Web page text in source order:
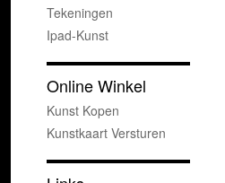
Tekeningen
Ipad-Kunst
Online Winkel
Kunst Kopen
Kunstkaart Versturen